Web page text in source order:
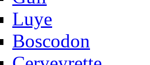
Luye
Boscodon